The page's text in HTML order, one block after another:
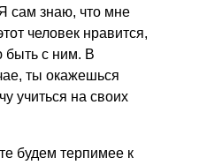
сам знаю, что мне
человек нравится,
быть с ним. В
ты окажешься
учиться на своих
будем терпимее к